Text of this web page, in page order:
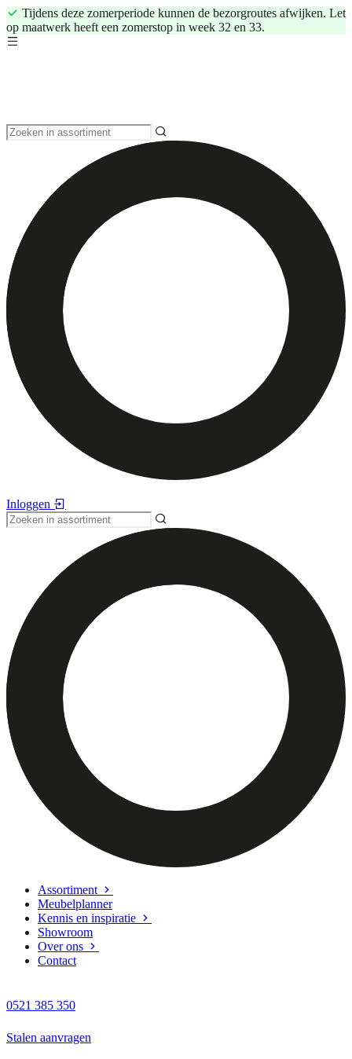
Tijdens deze zomerperiode kunnen de bezorgroutes afwijken. Let
op maatwerk heeft een zomerstop in week 32 en 33.
Inloggen
Assortiment
Meubelplanner
Kennis en inspiratie
Showroom
Over ons
Contact
0521 385 350
Stalen aanvragen